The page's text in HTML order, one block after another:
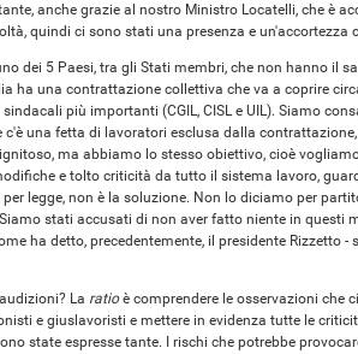
anche grazie al nostro Ministro Locatelli, che è
quindi ci sono stati una presenza e
dei 5 Paesi, tra gli Stati membri, che non hanno il
ha una contrattazione collettiva che va a coprire
più importanti (CGIL, CISL e UIL). Siamo
una fetta di lavoratori esclusa dalla
ma abbiamo lo stesso obiettivo, cioè
e tolto criticità da tutto il sistema lavoro,
legge, non è la soluzione. Non lo diciamo per
stati accusati di non aver fatto niente in questi
ha detto, precedentemente, il presidente Rizzetto
La ratioè comprendere le osservazioni che
e giuslavoristi e mettere in evidenza tutte le
state espresse tante. I rischi che potrebbe